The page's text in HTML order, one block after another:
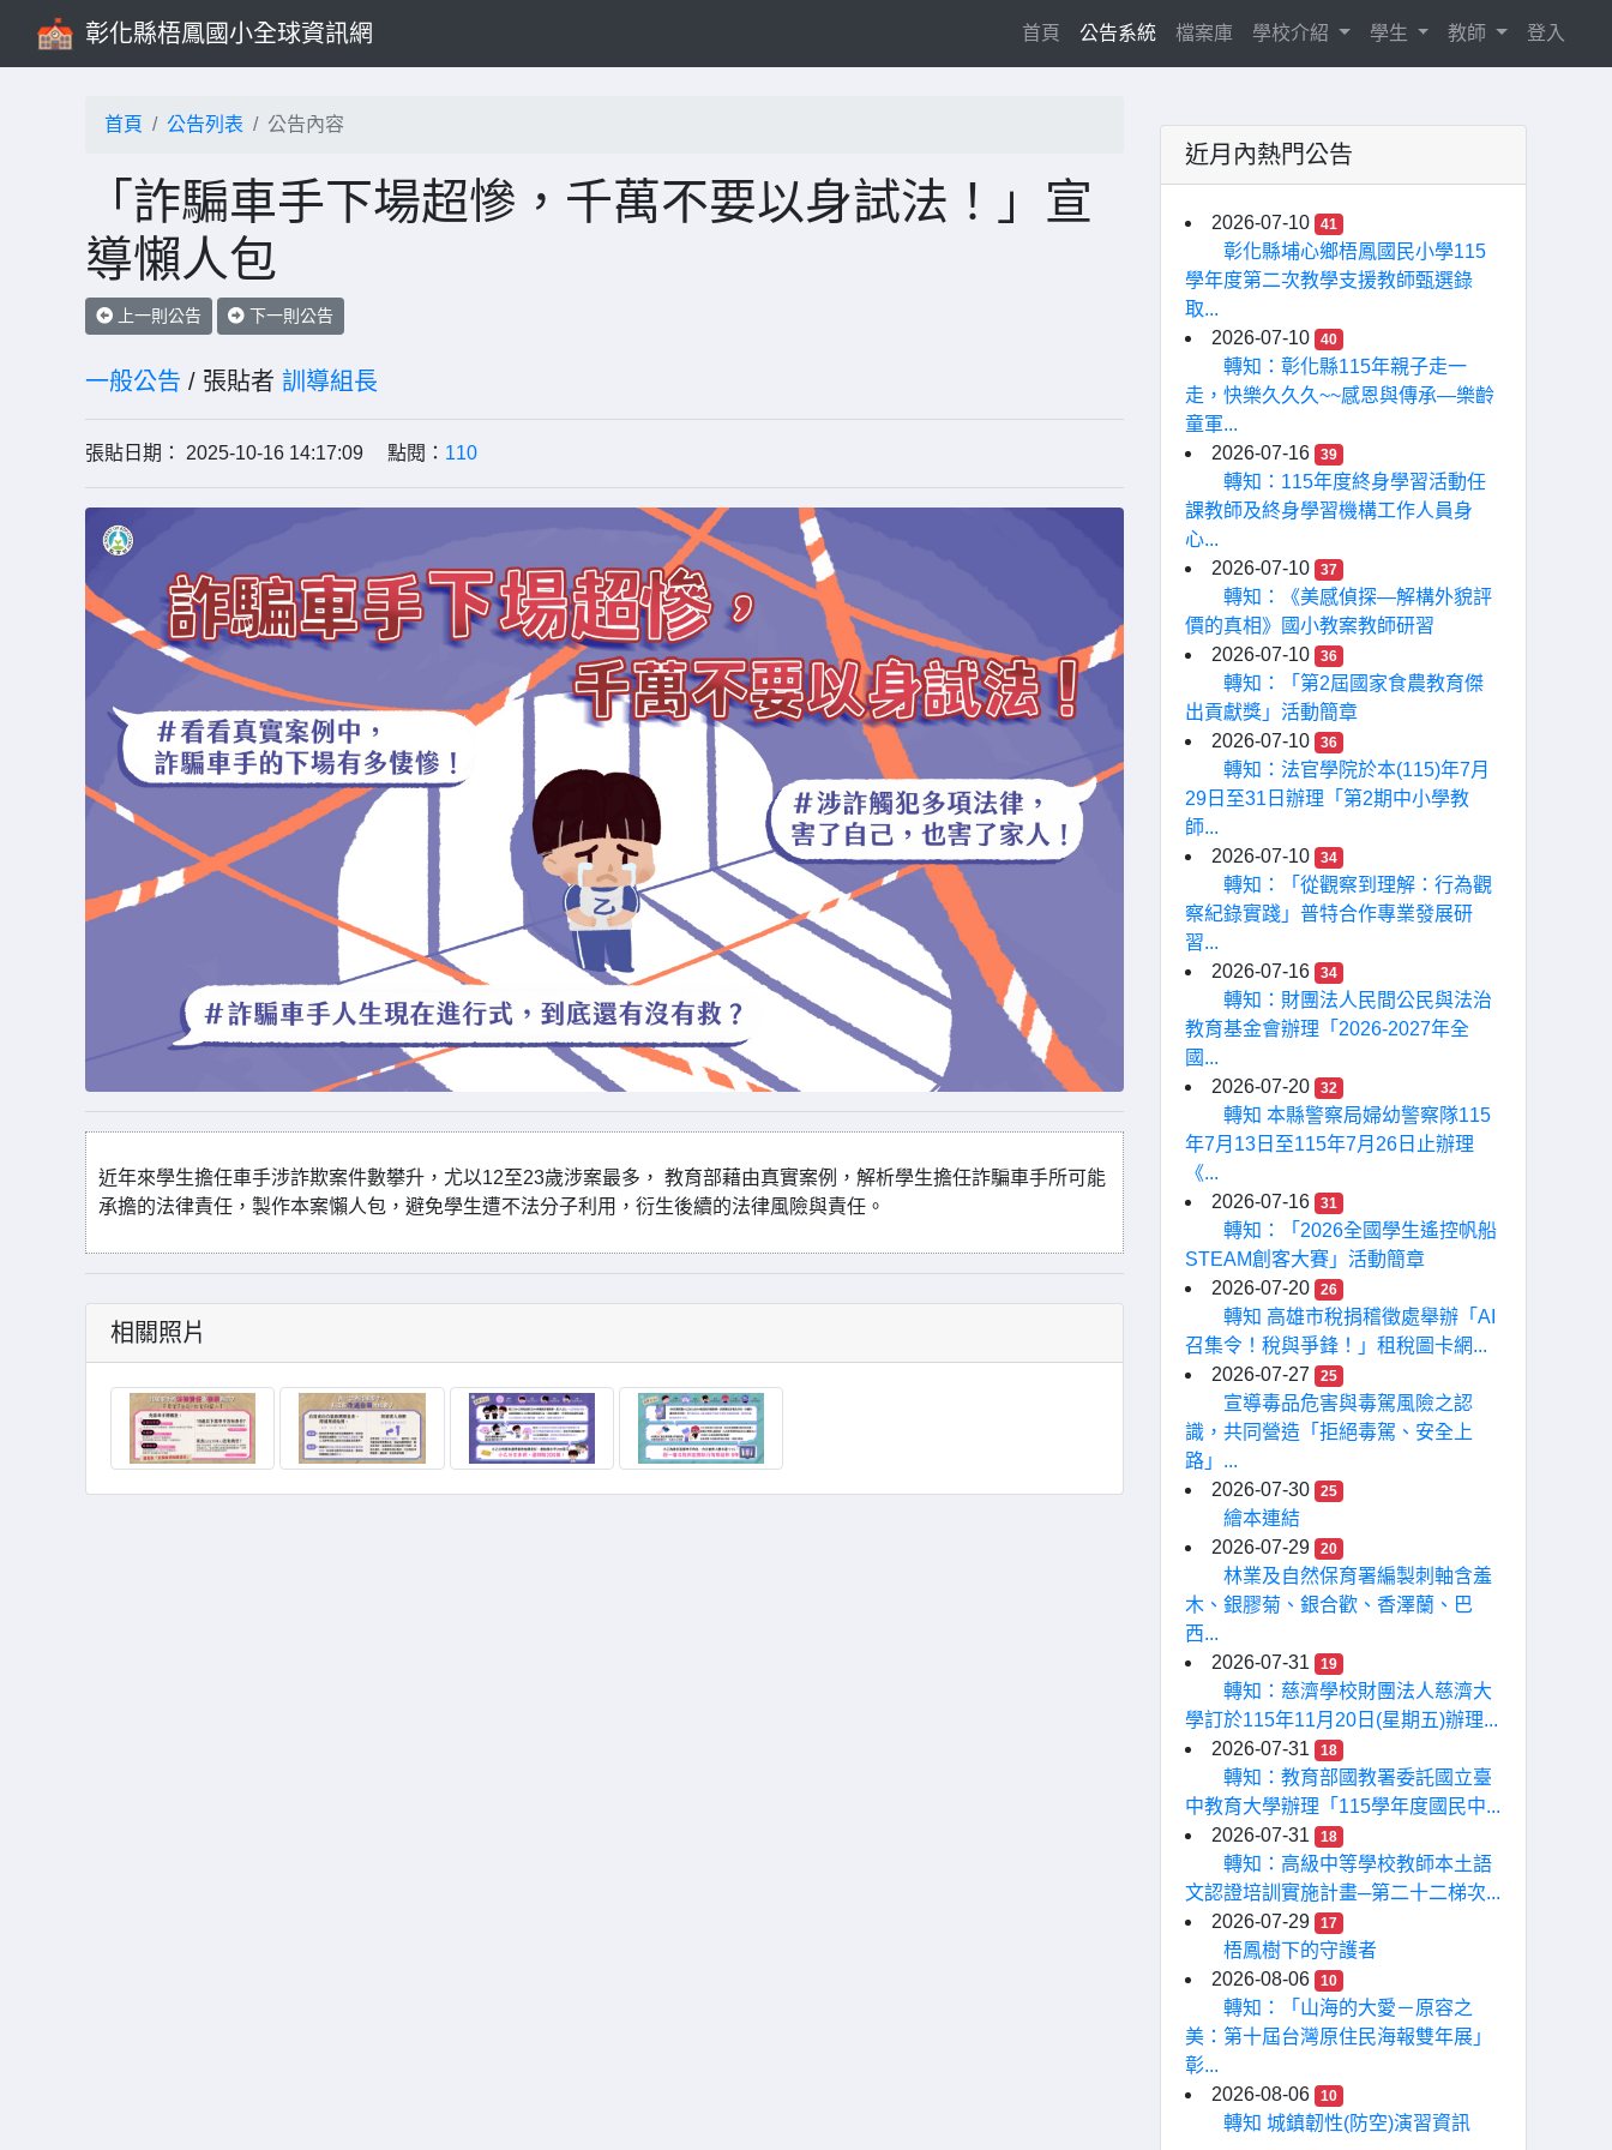
彰化縣梧鳳國小全球資訊網 首頁(current)
公告系統 檔案庫 學校介紹 學生 教師 登入
首頁 公告列表 公告內容
「詐騙車手下場超慘，千萬不要以身試法！」宣
導懶人包
上一則公告 下一則公告
一般公告 / 張貼者 訓導組長
張貼日期： 2025-10-16 14:17:09 點閱： 110
近年來學生擔任車手涉詐欺案件數攀升，尤以12至23歲涉案最多， 教育部藉由真實案例，解析學生擔任詐騙車手所可能
承擔的法律責任，製作本案懶人包，避免學生遭不法分子利用，衍生後續的法律風險與責任。
相關照片
近月內熱門公告
2026-07-10 41
彰化縣埔心鄉梧鳳國民小學115
學年度第二次教學支援教師甄選錄
取...
2026-07-10
40
轉知：彰化縣115年親子走一
走，快樂久久久~~感恩與傳承—樂齡
童軍...
2026-07-16
39
轉知：115年度終身學習活動任
課教師及終身學習機構工作人員身
心...
2026-07-10
37
轉知：《美感偵探—解構外貌評
價的真相》國小教案教師研習
2026-07-10
36
轉知：「第2屆國家食農教育傑
出貢獻獎」活動簡章
2026-07-10
36
轉知：法官學院於本(115)年7月
29日至31日辦理「第2期中小學教
師...
2026-07-10
34
轉知：「從觀察到理解：行為觀
察紀錄實踐」普特合作專業發展研
習...
2026-07-16
34
轉知：財團法人民間公民與法治
教育基金會辦理「2026-2027年全
國...
2026-07-20
32
轉知 本縣警察局婦幼警察隊115
年7月13日至115年7月26日止辦理
《...
2026-07-16
31
轉知：「2026全國學生遙控帆船
STEAM創客大賽」活動簡章
2026-07-20
26
轉知 高雄市稅捐稽徵處舉辦「AI
召集令！稅與爭鋒！」租稅圖卡網...
2026-07-27
25
宣導毒品危害與毒駕風險之認
識，共同營造「拒絕毒駕、安全上
路」...
2026-07-30
25
繪本連結
2026-07-29
20
林業及自然保育署編製刺軸含羞
木、銀膠菊、銀合歡、香澤蘭、巴
西...
2026-07-31
19
轉知：慈濟學校財團法人慈濟大
學訂於115年11月20日(星期五)辦理...
2026-07-31
18
轉知：教育部國教署委託國立臺
中教育大學辦理「115學年度國民中...
2026-07-31
18
轉知：高級中等學校教師本土語
文認證培訓實施計畫─第二十二梯次...
2026-07-29
17
梧鳳樹下的守護者
2026-08-06
10
轉知：「山海的大愛－原容之
美：第十屆台灣原住民海報雙年展」
彰...
2026-08-06
10
轉知 城鎮韌性(防空)演習資訊